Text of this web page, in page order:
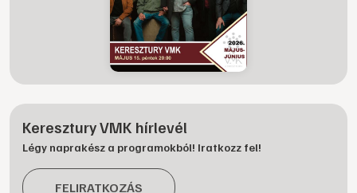
Keresztury VMK hírlevél
Légy naprakész a programokból! Iratkozz fel!
FELIRATKOZÁS